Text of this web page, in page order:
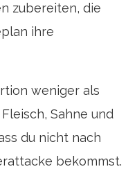
zubereiten, die
ihre
weniger als
Sahne und
du nicht nach
bekommst.